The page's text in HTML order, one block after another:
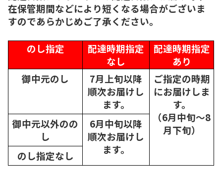
在保管期間などにより短くなる場合がございま
すのであらかじめご了承ください。
のし指定
配達時期指定
なし
配達時期指定
あり
御中元のし
7月上旬以降
順次お届けし
ます。
ご指定の時期
にお届けしま
す。
（6月中旬～8
月下旬）
御中元以外のの
し
6月中旬以降
順次お届けし
ます。
のし指定なし